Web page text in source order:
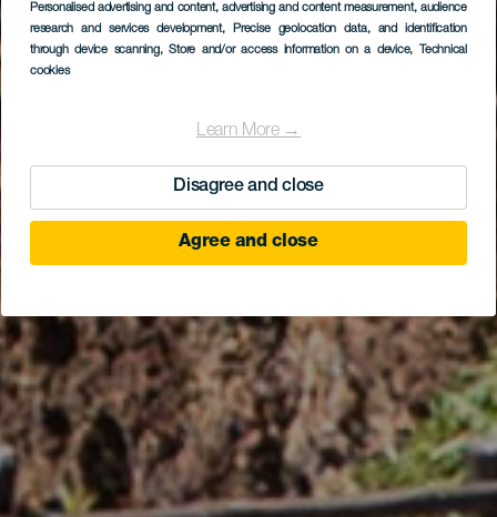
Personalised advertising and content, advertising and content measurement, audience
research and services development, Precise geolocation data, and identification
through device scanning, Store and/or access information on a device, Technical
cookies
Learn More →
Disagree and close
Agree and close